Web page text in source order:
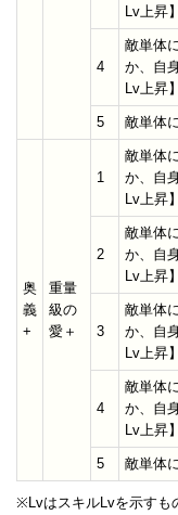
Lv上昇】
4
敵単体
か、自
Lv上昇】
5 敵単体
奥
義
+
重量
級の
愛＋
1
敵単体
か、自
Lv上昇】
2
敵単体
か、自
Lv上昇】
3
敵単体
か、自
Lv上昇】
4
敵単体
か、自
Lv上昇】
5 敵単体
※LvはスキルLvを示すも